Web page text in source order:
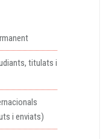
titulats i
i enviats)